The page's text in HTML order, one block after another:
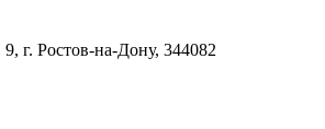
г. Ростов-на-Дону, 344082